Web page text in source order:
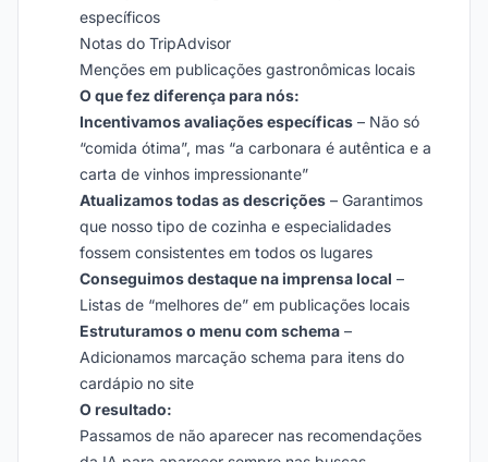
específicos
Notas do TripAdvisor
Menções em publicações gastronômicas locais
O que fez diferença para nós:
Incentivamos avaliações específicas – Não só
“comida ótima”, mas “a carbonara é autêntica e a
carta de vinhos impressionante”
Atualizamos todas as descrições – Garantimos
que nosso tipo de cozinha e especialidades
fossem consistentes em todos os lugares
Conseguimos destaque na imprensa local –
Listas de “melhores de” em publicações locais
Estruturamos o menu com schema –
Adicionamos marcação schema para itens do
cardápio no site
O resultado:
Passamos de não aparecer nas recomendações